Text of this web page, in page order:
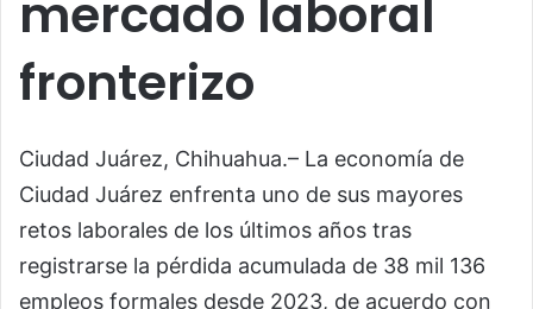
mercado laboral
fronterizo
Ciudad Juárez, Chihuahua.– La economía de
Ciudad Juárez enfrenta uno de sus mayores
retos laborales de los últimos años tras
registrarse la pérdida acumulada de 38 mil 136
empleos formales desde 2023, de acuerdo con